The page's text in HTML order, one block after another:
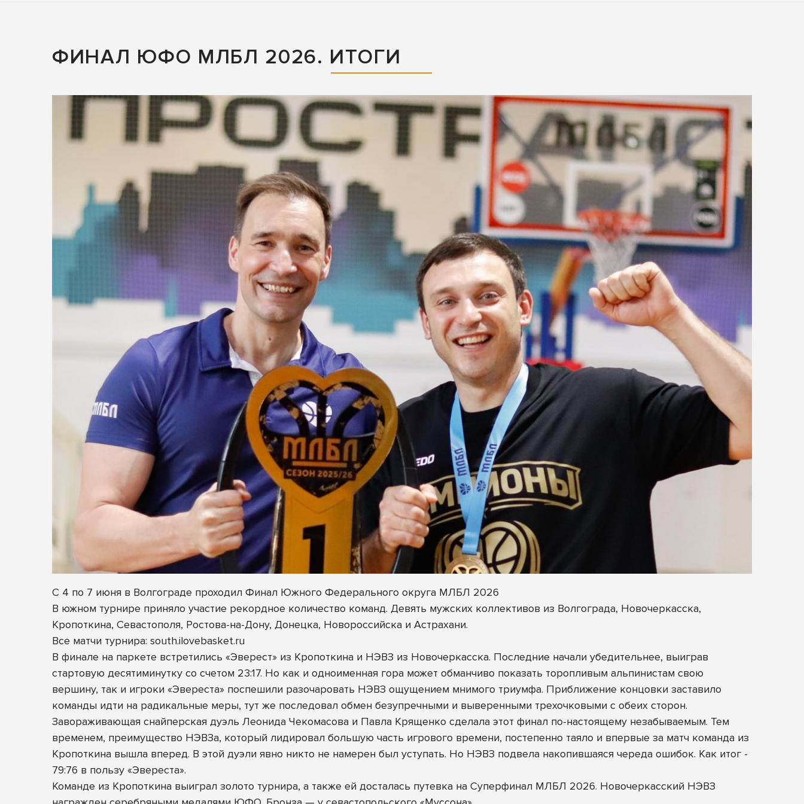
ФИНАЛ ЮФО МЛБЛ 2026. ИТОГИ
С 4 по 7 июня в Волгограде проходил Финал Южного Федерального округа МЛБЛ 2026
В южном турнире приняло участие рекордное количество команд. Девять мужских коллективов из Волгограда, Новочеркасска,
Кропоткина, Севастополя, Ростова-на-Дону, Донецка, Новороссийска и Астрахани.
Все матчи турнира: south.ilovebasket.ru
В финале на паркете встретились «Эверест» из Кропоткина и НЭВЗ из Новочеркасска. Последние начали убедительнее, выиграв
стартовую десятиминутку со счетом 23:17. Но как и одноименная гора может обманчиво показать торопливым альпинистам свою
вершину, так и игроки «Эвереста» поспешили разочаровать НЭВЗ ощущением мнимого триумфа. Приближение концовки заставило
команды идти на радикальные меры, тут же последовал обмен безупречными и выверенными трехочковыми с обеих сторон.
Завораживающая снайперская дуэль Леонида Чекомасова и Павла Крященко сделала этот финал по-настоящему незабываемым. Тем
временем, преимущество НЭВЗа, который лидировал большую часть игрового времени, постепенно таяло и впервые за матч команда из
Кропоткина вышла вперед. В этой дуэли явно никто не намерен был уступать. Но НЭВЗ подвела накопившаяся череда ошибок. Как итог -
79:76 в пользу «Эвереста».
Команде из Кропоткина выиграл золото турнира, а также ей досталась путевка на Суперфинал МЛБЛ 2026. Новочеркасский НЭВЗ